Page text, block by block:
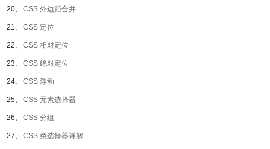
20、 CSS 外边距合并
21、 CSS 定位
22、 CSS 相对定位
23、 CSS 绝对定位
24、 CSS 浮动
25、 CSS 元素选择器
26、 CSS 分组
27、 CSS 类选择器详解